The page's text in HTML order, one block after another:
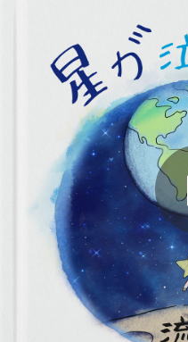
You're all set!